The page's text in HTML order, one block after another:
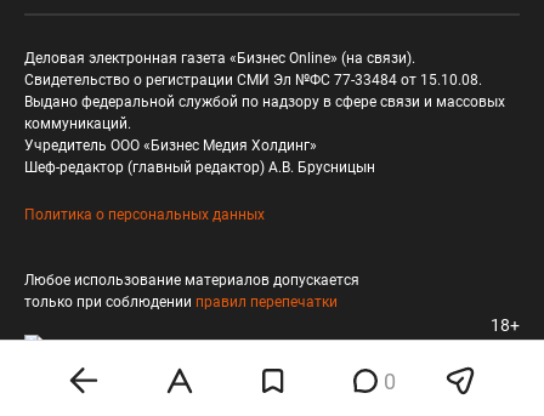
0
Деловая электронная газета «Бизнес Online» (на связи).
Свидетельство о регистрации СМИ Эл №ФС 77-33484 от 15.10.08.
Выдано федеральной службой по надзору в сфере связи и массовых
коммуникаций.
Учредитель ООО «Бизнес Медия Холдинг»
Шеф-редактор (главный редактор) А.В. Брусницын
Политика о персональных данных
Любое использование материалов допускается
только при соблюдении правил перепечатки
18+